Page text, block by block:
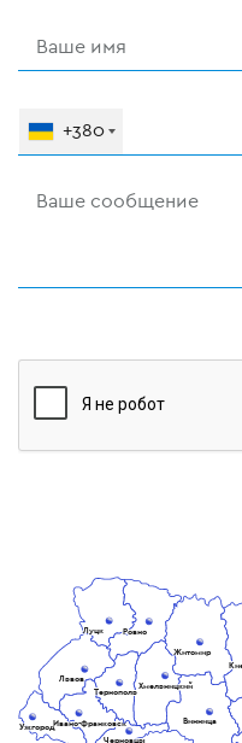
Львов
Луцк Ровно
Винница
Хмельницкий
Житомир
УжгородИвано-Франковск
Тернополь
+380